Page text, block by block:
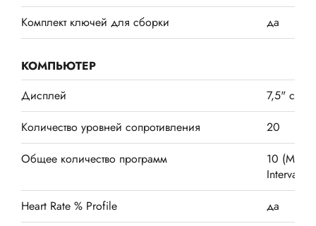
Комплект ключей для сборки
да
КОМПЬЮТЕР
Дисплей
7,5" с
Количество уровней сопротивления
20
Общее количество программ
10
Interval,
Heart Rate % Profile
да